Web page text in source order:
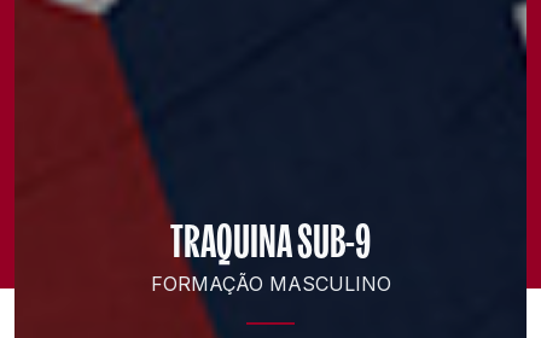
TRAQUINA SUB-9
FORMAÇÃO MASCULINO